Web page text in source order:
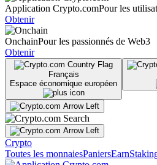
Application Crypto.comPour les
Obtenir
OnchainPour les passionnés de Web3
Obtenir
Français
Espace économique européen
Crypto
Toutes les monnaiesPaniersEarn